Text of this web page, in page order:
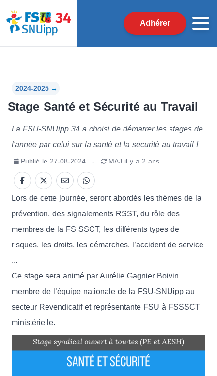
Adhérer
2024-2025 →
Stage Santé et Sécurité au Travail
La FSU-SNUipp 34 a choisi de démarrer les stages de
l'année par celui sur la santé et la sécurité au travail !
Publié le 27-08-2024 - MAJ il y a 2 ans
Lors de cette journée, seront abordés les thèmes de la
prévention, des signalements RSST, du rôle des
membres de la FS SSCT, les différents types de
risques, les droits, les démarches, l’accident de service
...
Ce stage sera animé par Aurélie Gagnier Boivin,
membre de l’équipe nationale de la FSU-SNUipp au
secteur Revendicatif et représentante FSU à FSSSCT
ministérielle.